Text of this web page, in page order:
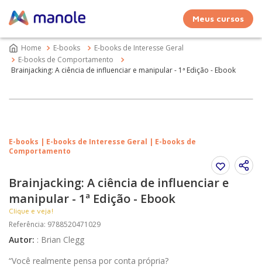
Meus cursos
E-books
E-books de Interesse Geral
E-books de Comportamento
Brainjacking: A ciência de influenciar e manipular - 1ª Edição - Ebook
E-books | E-books de Interesse Geral | E-books de
Comportamento
Brainjacking: A ciência de influenciar e
manipular - 1ª Edição - Ebook
Clique e veja!
Referência: 9788520471029
Autor: : Brian Clegg
“Você realmente pensa por conta própria?